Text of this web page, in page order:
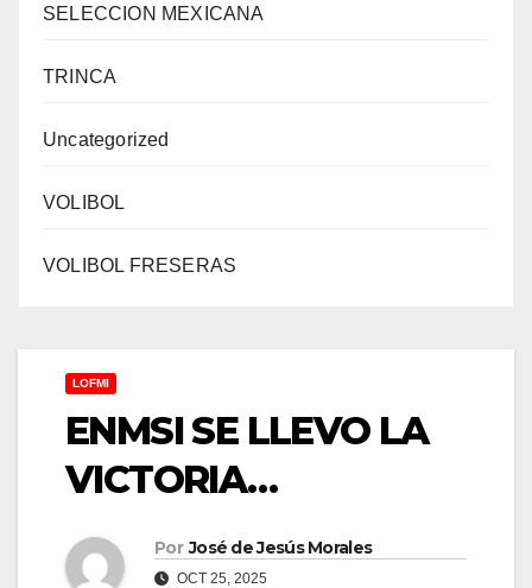
SELECCION MEXICANA
TRINCA
Uncategorized
VOLIBOL
VOLIBOL FRESERAS
LOFMI
ENMSI SE LLEVO LA
VICTORIA…
Por José de Jesús Morales
OCT 25, 2025